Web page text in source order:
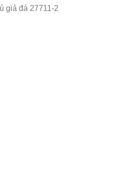
giả đá 27711-2